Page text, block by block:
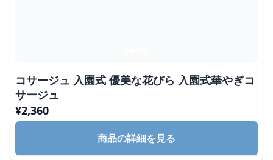
コサージュ 入園式 優美な花びら 入園式華やぎコ
サージュ
¥2,360
商品の詳細を見る